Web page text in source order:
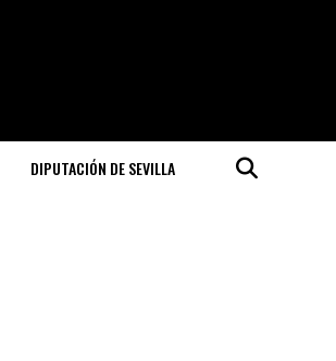
DIPUTACIÓN DE SEVILLA